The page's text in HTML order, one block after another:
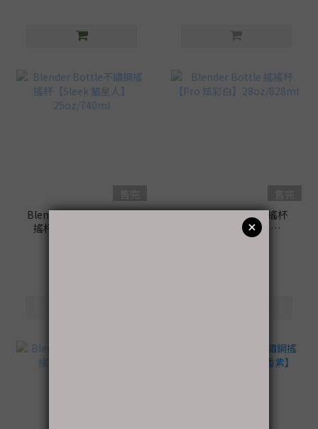
Blender Bottle不鏽鋼搖
搖杯【Sleek 貓星人】
Blender Bottle 搖搖杯
【Pro 炫彩白】
28oz/828ml